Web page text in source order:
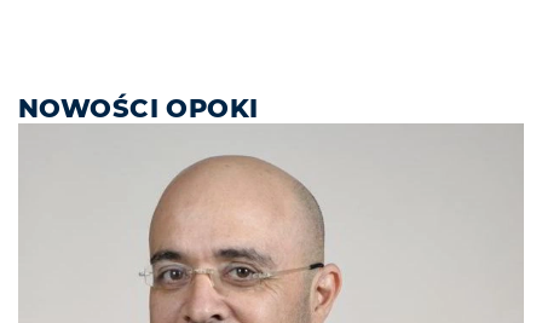
NOWOŚCI OPOKI